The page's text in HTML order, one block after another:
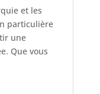
et les
particulière
une
Que vous